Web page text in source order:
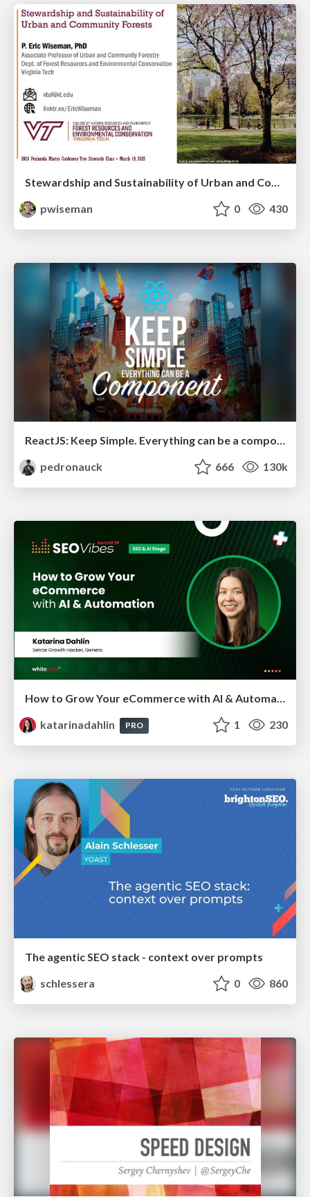
pwiseman
0 430
ReactJS: Keep Simple. Everything can be a component!
pedronauck
666 130k
How to Grow Your eCommerce with AI & Automation
katarinadahlin
PRO 1 230
The agentic SEO stack - context over prompts
schlessera
0 860